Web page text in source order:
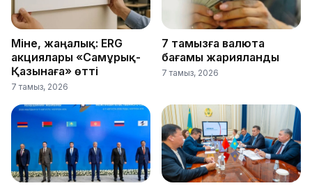
Міне, жаңалық: ERG
акциялары «Самұрық-
Қазынаға» өтті
7 тамыз, 2026
7 тамызға валюта
бағамы жарияланды
7 тамыз, 2026